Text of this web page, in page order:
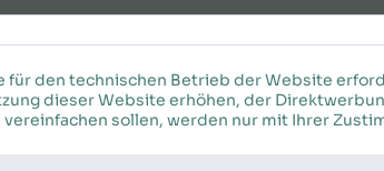
für den technischen Betrieb der Website
dieser Website erhöhen, der
sollen, werden nur mit Ihrer